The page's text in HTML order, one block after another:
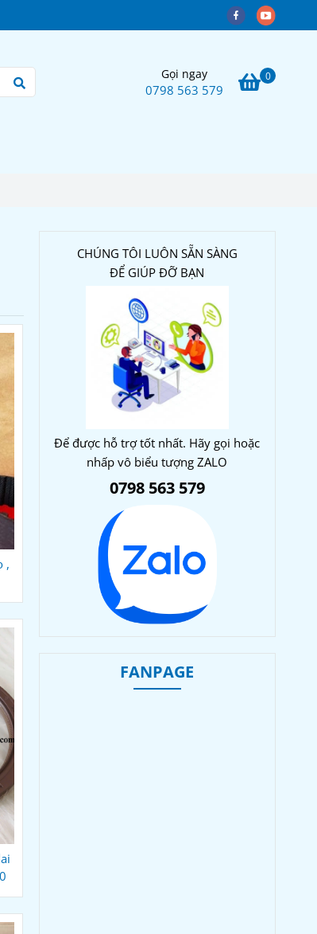
Gọi ngay
0798 563 579
0
,
CHÚNG TÔI LUÔN SẴN SÀNG
ĐỂ GIÚP ĐỠ BẠN
Để được hỗ trợ tốt nhất. Hãy gọi hoặc
nhấp vô biểu tượng ZALO
0798 563 579
FANPAGE